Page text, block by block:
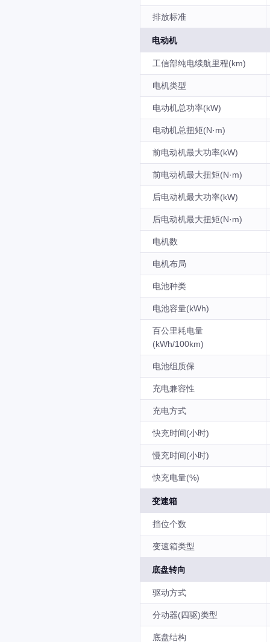
排放标准
电动机
工信部纯电续航里程(km)
电机类型
电动机总功率(kW)
电动机总扭矩(N·m)
前电动机最大功率(kW)
前电动机最大扭矩(N·m)
后电动机最大功率(kW)
后电动机最大扭矩(N·m)
电机数
电机布局
电池种类
电池容量(kWh)
百公里耗电量
(kWh/100km)
电池组质保
充电兼容性
充电方式
快充时间(小时)
慢充时间(小时)
快充电量(%)
变速箱
挡位个数
变速箱类型
底盘转向
驱动方式
分动器(四驱)类型
底盘结构